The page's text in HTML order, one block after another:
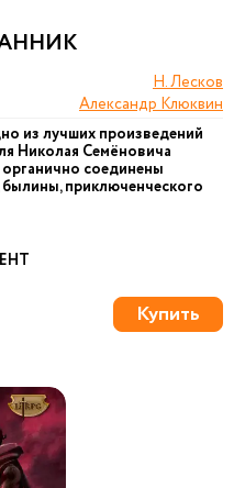
Н. Лесков
Александр Клюквин
из лучших произведений
Николая Семёновича
органично соединены
приключенческого
Купить